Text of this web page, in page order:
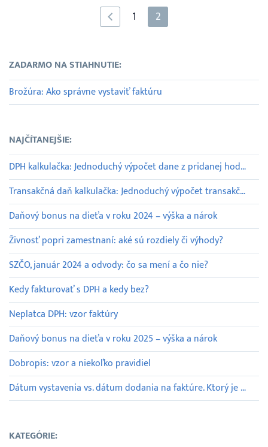
1 2
ZADARMO NA STIAHNUTIE:
Brožúra: Ako správne vystaviť faktúru
NAJČÍTANEJŠIE:
DPH kalkulačka: Jednoduchý výpočet dane z pridanej hodnoty
Transakčná daň kalkulačka: Jednoduchý výpočet transakčnej dane
Daňový bonus na dieťa v roku 2024 – výška a nárok
Živnosť popri zamestnaní: aké sú rozdiely či výhody?
SZČO, január 2024 a odvody: čo sa mení a čo nie?
Kedy fakturovať s DPH a kedy bez?
Neplatca DPH: vzor faktúry
Daňový bonus na dieťa v roku 2025 – výška a nárok
Dobropis: vzor a niekoľko pravidiel
Dátum vystavenia vs. dátum dodania na faktúre. Ktorý je dôležitejší?
KATEGÓRIE: